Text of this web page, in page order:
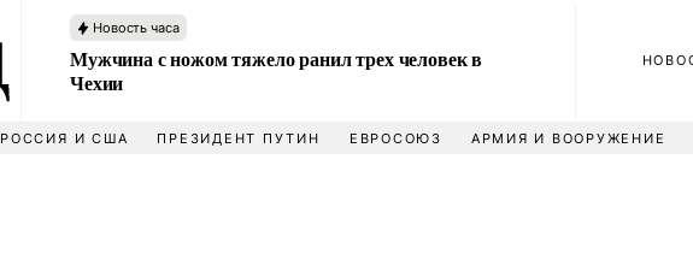
Новость часа
Мужчина с ножом тяжело ранил трех человек в
Чехии
РОССИЯ И США ПРЕЗИДЕНТ ПУТИН ЕВРОСОЮЗ АРМИЯ И ВООРУЖЕНИЕ